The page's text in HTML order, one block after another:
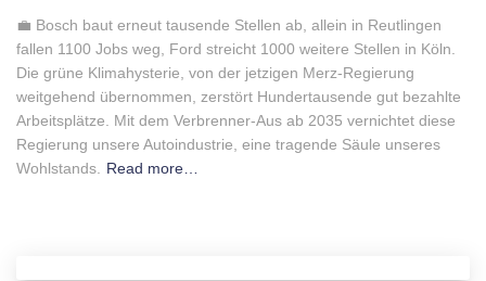
💼 Bosch baut erneut tausende Stellen ab, allein in Reutlingen
fallen 1100 Jobs weg, Ford streicht 1000 weitere Stellen in Köln.
Die grüne Klimahysterie, von der jetzigen Merz-Regierung
weitgehend übernommen, zerstört Hundertausende gut bezahlte
Arbeitsplätze. Mit dem Verbrenner-Aus ab 2035 vernichtet diese
Regierung unsere Autoindustrie, eine tragende Säule unseres
Wohlstands. Read more…